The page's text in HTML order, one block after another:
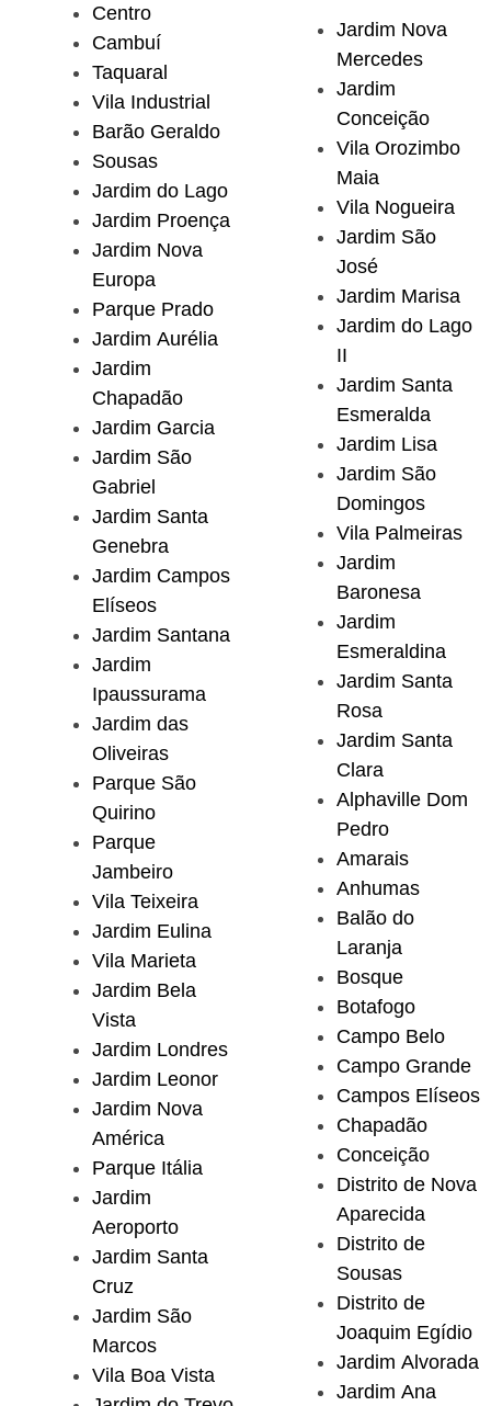
Centro
Cambuí
Taquaral
Vila Industrial
Barão Geraldo
Sousas
Jardim do Lago
Jardim Proença
Jardim Nova
Europa
Parque Prado
Jardim Aurélia
Jardim
Chapadão
Jardim Garcia
Jardim São
Gabriel
Jardim Santa
Genebra
Jardim Campos
Elíseos
Jardim Santana
Jardim
Ipaussurama
Jardim das
Oliveiras
Parque São
Quirino
Parque
Jambeiro
Vila Teixeira
Jardim Eulina
Vila Marieta
Jardim Bela
Vista
Jardim Londres
Jardim Leonor
Jardim Nova
América
Parque Itália
Jardim
Aeroporto
Jardim Santa
Cruz
Jardim São
Marcos
Vila Boa Vista
Jardim Nova
Mercedes
Jardim
Conceição
Vila Orozimbo
Maia
Vila Nogueira
Jardim São
José
Jardim Marisa
Jardim do Lago
II
Jardim Santa
Esmeralda
Jardim Lisa
Jardim São
Domingos
Vila Palmeiras
Jardim
Baronesa
Jardim
Esmeraldina
Jardim Santa
Rosa
Jardim Santa
Clara
Alphaville Dom
Pedro
Amarais
Anhumas
Balão do
Laranja
Bosque
Botafogo
Campo Belo
Campo Grande
Campos Elíseos
Chapadão
Conceição
Distrito de Nova
Aparecida
Distrito de
Sousas
Distrito de
Joaquim Egídio
Jardim Alvorada
Jardim Ana